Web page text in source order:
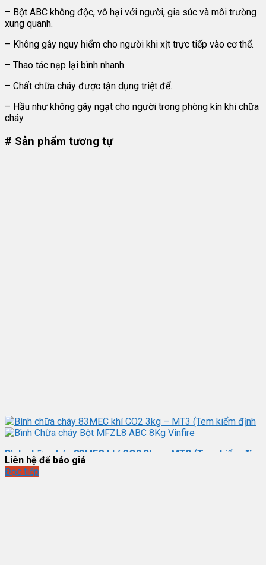
– Bột ABC không độc, vô hại với người, gia súc và môi trường
xung quanh.
– Không gây nguy hiểm cho người khi xịt trực tiếp vào cơ thể.
– Thao tác nạp lại bình nhanh.
– Chất chữa cháy được tận dụng triệt để.
– Hầu như không gây ngạt cho người trong phòng kín khi chữa
cháy.
# Sản phẩm tương tự
Liên hệ để báo giá
Đọc tiếp